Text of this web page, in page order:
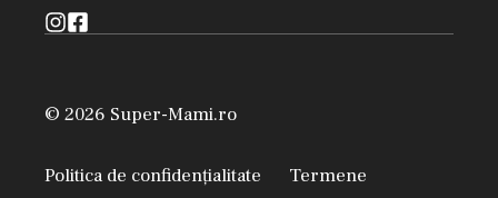
© 2026 Super-Mami.ro
Politica de confidențialitate Termene